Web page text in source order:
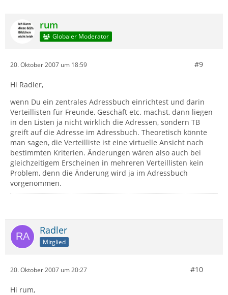
rum
Globaler Moderator
20. Oktober 2007 um 18:59 #9
Hi Radler,
wenn Du ein zentrales Adressbuch einrichtest und darin
Verteillisten für Freunde, Geschäft etc. machst, dann liegen
in den Listen ja nicht wirklich die Adressen, sondern TB
greift auf die Adresse im Adressbuch. Theoretisch könnte
man sagen, die Verteilliste ist eine virtuelle Ansicht nach
bestimmten Kriterien. Änderungen wären also auch bei
gleichzeitigem Erscheinen in mehreren Verteillisten kein
Problem, denn die Änderung wird ja im Adressbuch
vorgenommen.
Radler
Mitglied
20. Oktober 2007 um 20:27 #10
Hi rum,